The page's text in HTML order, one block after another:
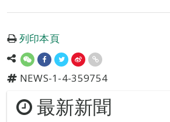
列印本頁
NEWS-1-4-359754
最新新聞